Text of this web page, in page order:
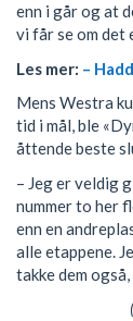
enn i går og at
vi får se om
Les mer: –
Mens Westra
tid i mål, ble
åttende beste
– Jeg er veldig
nummer to her
enn en
alle etappene.
takke dem